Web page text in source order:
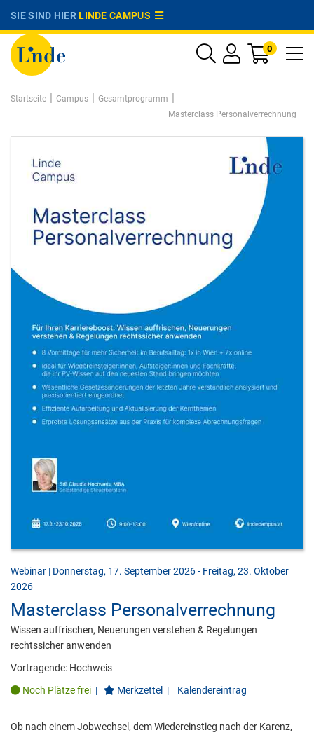
SIE SIND HIERLINDE CAMPUS
0
Startseite | Campus | Gesamtprogramm |
Masterclass Personalverrechnung
Webinar | Donnerstag, 17. September 2026 - Freitag, 23. Oktober
2026
Masterclass Personalverrechnung
Wissen auffrischen, Neuerungen verstehen & Regelungen
rechtssicher anwenden
Vortragende: Hochweis
Noch Plätze frei | Merkzettel | Kalendereintrag
Ob nach einem Jobwechsel, dem Wiedereinstieg nach der Karenz,